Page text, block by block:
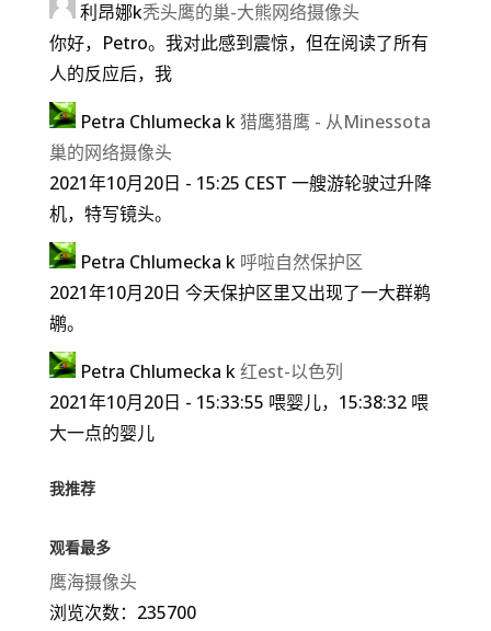
利昂娜k秃头鹰的巢-大熊网络摄像头
你好，Petro。我对此感到震惊，但在阅读了所有
人的反应后，我
Petra Chlumecka k猎鹰猎鹰 - 从Minessota
巢的网络摄像头
2021年10月20日 - 15:25 CEST 一艘游轮驶过升降
机，特写镜头。
Petra Chlumecka k 呼啦自然保护区
2021年10月20日 今天保护区里又出现了一大群鹈
鹕。
Petra Chlumecka k红est-以色列
2021年10月20日 - 15:33:55 喂婴儿，15:38:32 喂
大一点的婴儿
我推荐
观看最多
鹰海摄像头
浏览次数：235700